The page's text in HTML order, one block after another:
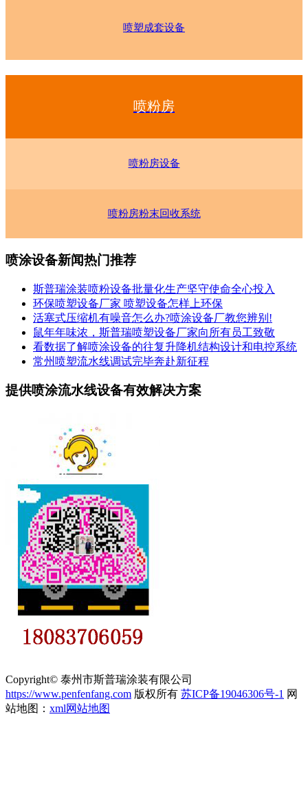
喷塑成套设备
喷粉房
喷粉房设备
喷粉房粉末回收系统
喷涂设备新闻热门推荐
斯普瑞涂装喷粉设备批量化生产坚守使命全心投入
环保喷塑设备厂家 喷塑设备怎样上环保
活塞式压缩机有噪音怎么办?喷涂设备厂教您辨别!
鼠年年味浓，斯普瑞喷塑设备厂家向所有员工致敬
看数据了解喷涂设备的往复升降机结构设计和电控系统
常州喷塑流水线调试完毕奔赴新征程
提供喷涂流水线设备有效解决方案
Copyright© 泰州市斯普瑞涂装有限公司
https://www.penfenfang.com 版权所有 苏ICP备19046306号-1 网
站地图： xml网站地图